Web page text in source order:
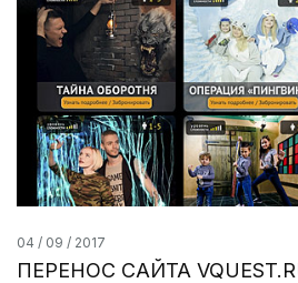
04 / 09 / 2017
ПЕРЕНОС САЙТА